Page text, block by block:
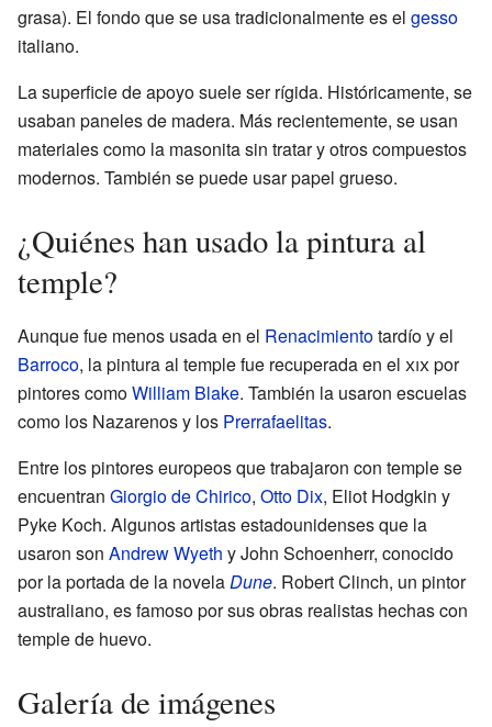
grasa). El fondo que se usa tradicionalmente es el gesso
italiano.
La superficie de apoyo suele ser rígida. Históricamente, se
usaban paneles de madera. Más recientemente, se usan
materiales como la masonita sin tratar y otros compuestos
modernos. También se puede usar papel grueso.
¿Quiénes han usado la pintura al
temple?
Aunque fue menos usada en el Renacimientotardío y el
Barroco, la pintura al temple fue recuperada en el xix por
pintores comoWilliam Blake. También la usaron escuelas
como los Nazarenos y los Prerrafaelitas.
Entre los pintores europeos que trabajaron con temple se
encuentran Giorgio de Chirico, Otto Dix, Eliot Hodgkin y
Pyke Koch. Algunos artistas estadounidenses que la
usaron son Andrew Wyeth y John Schoenherr, conocido
por la portada de la novela Dune. Robert Clinch, un pintor
australiano, es famoso por sus obras realistas hechas con
temple de huevo.
Galería de imágenes